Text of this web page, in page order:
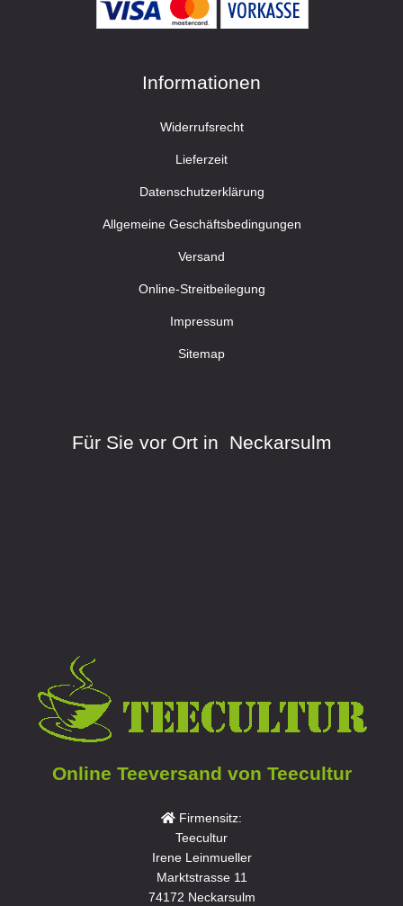
Informationen
Widerrufsrecht
Lieferzeit
Datenschutzerklärung
Allgemeine Geschäftsbedingungen
Versand
Online-Streitbeilegung
Impressum
Sitemap
Für Sie vor Ort in Neckarsulm
Online Teeversand von Teecultur
Firmensitz:
Teecultur
Irene Leinmueller
Marktstrasse 11
74172 Neckarsulm